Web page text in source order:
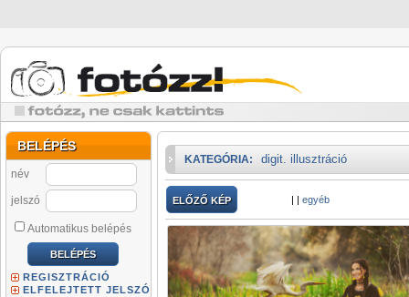
BELÉPÉS
név
jelszó
Automatikus belépés
REGISZTRÁCIÓ
ELFELEJTETT JELSZÓ
KATEGÓRIA: digit. illusztráció
ELŐZŐ KÉP | | egyéb